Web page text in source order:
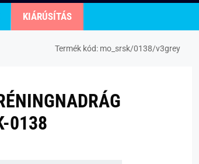
KIÁRÚSÍTÁS
Termék kód: mo_srsk/0138/v3grey
0138